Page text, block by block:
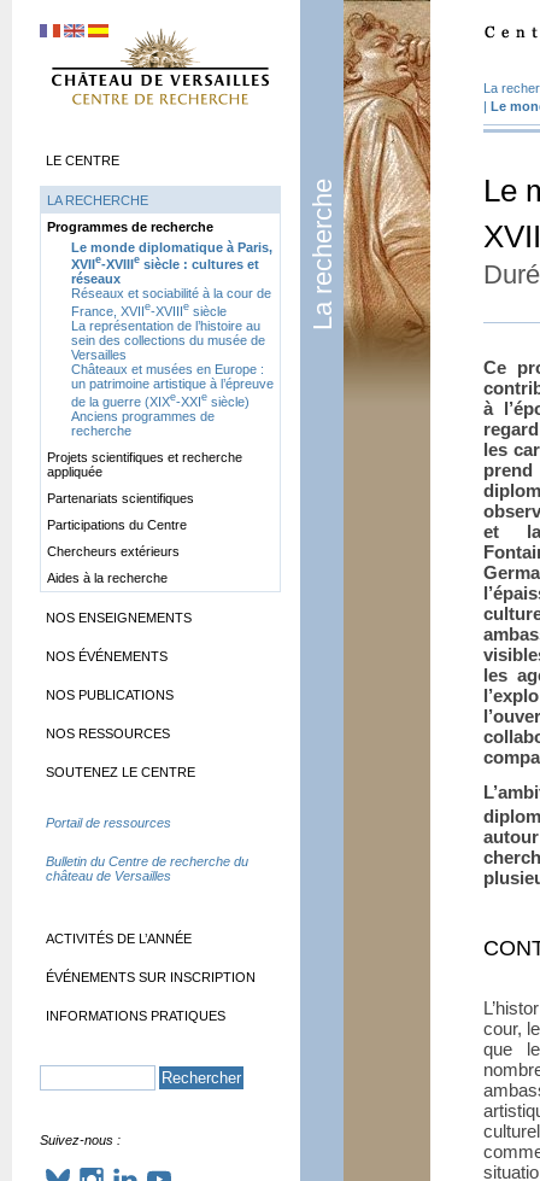
La recherche
La
| Le
Le
Ce
à
les
et
les
cour,
que
LE CENTRE
LA RECHERCHE
Programmes de recherche
Le monde diplomatique à Paris,
XVII e-XVIII e siècle : cultures et
réseaux
Réseaux et sociabilité à la cour de
France, XVIIe-XVIIIe siècle
La représentation de l’histoire au
sein des collections du musée de
Versailles
Châteaux et musées en Europe :
un patrimoine artistique à l’épreuve
de la guerre (XIXe-XXIe siècle)
Anciens programmes de
recherche
Projets scientifiques et recherche
appliquée
Partenariats scientifiques
Participations du Centre
Chercheurs extérieurs
Aides à la recherche
NOS ENSEIGNEMENTS
NOS ÉVÉNEMENTS
NOS PUBLICATIONS
NOS RESSOURCES
SOUTENEZ LE CENTRE
Portail de ressources
Bulletin du Centre de recherche du
château de Versailles
ACTIVITÉS DE L’ANNÉE
ÉVÉNEMENTS SUR INSCRIPTION
INFORMATIONS PRATIQUES
Suivez-nous :